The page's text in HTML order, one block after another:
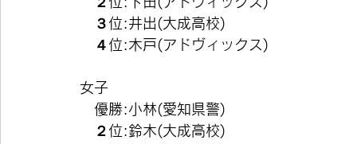
３位:井出(大成高校)
４位:木戸(アドヴィックス)
女子
優勝:小林(愛知県警)
２位:鈴木(大成高校)